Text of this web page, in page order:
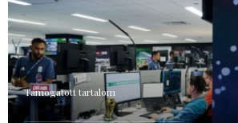
Támogatott tartalom